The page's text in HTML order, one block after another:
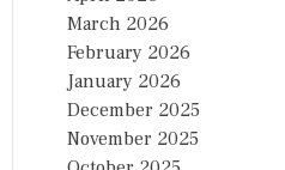
March 2026
February 2026
January 2026
December 2025
November 2025